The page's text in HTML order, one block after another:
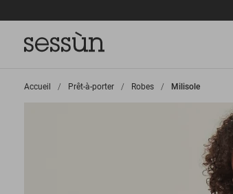
Accueil >
Prêt-à-porter >
Robes >
Milisole